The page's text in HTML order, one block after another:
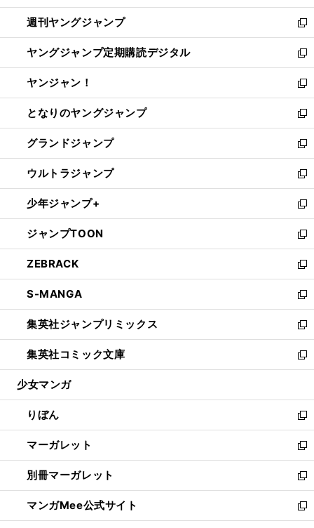
開
く
ウ
で
開
く
ン
ド
ウ
で
開
く
ウ
ィ
ン
ド
ウ
で
開
く
週刊ヤングジャンプ
新
し
い
ウ
ィ
ン
ド
ウ
で
開
く
ヤングジャンプ定期購読デジタル
新
し
い
ウ
ィ
ン
ド
ウ
で
開
く
ヤンジャン！
新
し
い
ウ
ィ
ン
ド
ウ
で
開
く
となりのヤングジャンプ
新
し
い
ウ
ィ
ン
ド
ウ
で
開
く
グランドジャンプ
新
し
い
ウ
ィ
ン
ド
ウ
で
開
く
ウルトラジャンプ
新
し
い
ウ
ィ
ン
ド
ウ
で
開
く
少年ジャンプ+
新
し
い
ウ
ィ
ン
ド
ウ
で
開
く
ジャンプTOON
新
し
い
ウ
ィ
ン
ド
ウ
で
開
ZEBRACK
新
し
い
ウ
ィ
ン
ド
ウ
開
く
S-MANGA
新
し
い
ウ
ィ
ン
ウ
で
開
く
集英社ジャンプリミックス
新
し
い
ウ
ン
ド
ウ
で
開
く
集英社コミック文庫
新
し
ウ
ィ
ン
ド
ウ
で
開
く
少女マンガ
りぼん
新
し
い
ウ
ィ
ン
ド
ウ
マーガレット
新
し
い
ウ
ィ
ン
別冊マーガレット
新
し
い
ウ
マンガMee公式サイト
新
し